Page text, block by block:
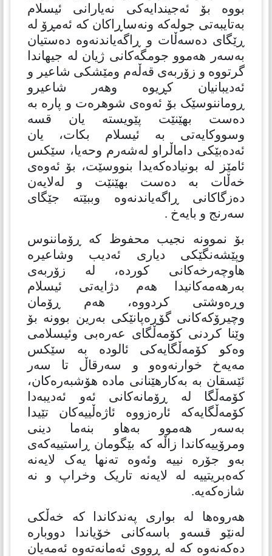
بووە بۆ ئەجیندایەکی نەیارانی ئیسلام
بەتایبەتی جولەکە ونەساڕاکان کە ئەمڕۆ لە
ڕێگای دەسەڵات و ڕاگەیاندنەوە دەستیان
بەسەر هەموو جومگەکانی ژیان لە جیهاندا
گرتووە و زۆربەی قەڵەم ومێشکی شاعیر و
ئەدیبانیان کڕیوە وهەر شاعیرو
ڕوماننوسێک بۆ ئەوەی شوهرەت و پارە بە
دەست بهێنێت پێویستە یان قسە
وسووکایەتی بە ئیسلام بکات، یان
ئەدەبێکی داماڵراو لەشەرم وحەیا، سێکس
ئامێز لە بونیادەكەیدا بنووسێت، بۆ ئەوەی
خەڵات بە دەست بهێنێت و لەلایەن
دەزگاكانی ڕاگەیاندنەوە وببێتە جێگای
سەرنج و بایەخ .
بۆ نموونە نجیب محفوظ کە ڕۆماننوس
وپێشەنگێکی دیاری ئەدیب وشاعیرە
هاوچەرخەکانی کوردە، لە زۆربەی
بەرهەمەکانیدا هەم دژایەتی ئیسلام
وڕەوشتی کردووە، هەم ڕۆمان
وچیرۆکەکانی گۆڕەپانێکی بەرین بوونە بۆ
وێنا کردنی کۆمەڵگای عەرەبی وئیسلامی
وەکو کۆمەڵگایەکی ئالودە بە سێکس
مەیەخ خوارنەوەو و سەرقاڵ تا سەر
ئێسقان بە بەكارهێنانی مادە هۆشبەرەکان،
کۆمەڵگا لە ڕۆمانەکانی ئەو ئەدیبەدا
كۆمەڵگایەكە ئارەزووە ئاژەڵییەکان تێیدا
بەسەر هەموو بەهاو بنەما دینی
ومرۆییەکاندا زاڵە کە بێگومان ڕاستییەکەی
بەو جۆرە نییە وئەوە تەنها یەک لایەنە
کەەبریتییە لە لایەنە تاریک وخراپ و نە
شازەکەیە.
هەروەها لە بواری پەندكاندا كە خەڵكی
لەنێو قسەو باسەكانی خۆیاندا دووبارە
دەکەنەوە كە لە ڕووی ئەمانەتەوە ئەمەیان